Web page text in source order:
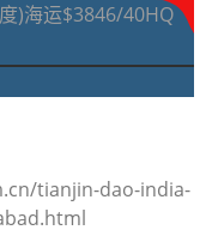
)海运$3846/40HQ
tianjin-dao-india-